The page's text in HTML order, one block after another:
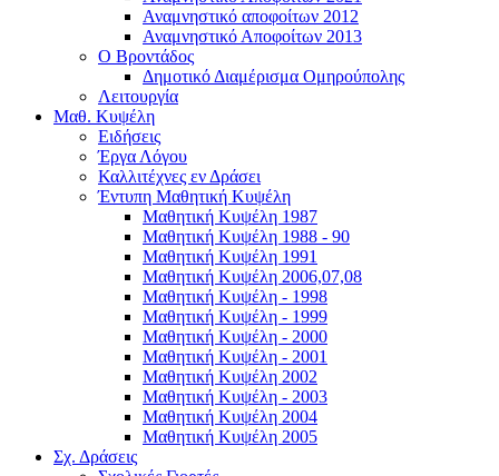
Αναμνηστικό αποφοίτων 2012
Αναμνηστικό Αποφοίτων 2013
Ο Βροντάδος
Δημοτικό Διαμέρισμα Ομηρούπολης
Λειτουργία
Μαθ. Κυψέλη
Ειδήσεις
Έργα Λόγου
Καλλιτέχνες εν Δράσει
Έντυπη Μαθητική Κυψέλη
Μαθητική Κυψέλη 1987
Μαθητική Κυψέλη 1988 - 90
Μαθητική Κυψέλη 1991
Μαθητική Κυψέλη 2006,07,08
Μαθητική Κυψέλη - 1998
Μαθητική Κυψέλη - 1999
Μαθητική Κυψέλη - 2000
Μαθητική Κυψέλη - 2001
Μαθητική Κυψέλη 2002
Μαθητική Κυψέλη - 2003
Μαθητική Κυψέλη 2004
Μαθητική Κυψέλη 2005
Σχ. Δράσεις